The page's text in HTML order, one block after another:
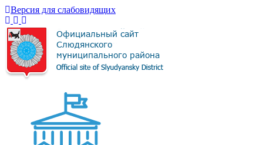
Версия для слабовидящих